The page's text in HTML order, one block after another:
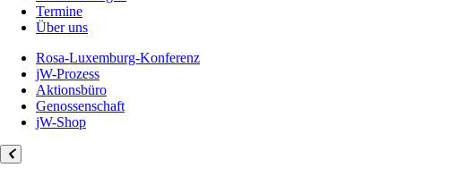
Termine
Über uns
Rosa-Luxemburg-Konferenz
jW-Prozess
Aktionsbüro
Genossenschaft
jW-Shop